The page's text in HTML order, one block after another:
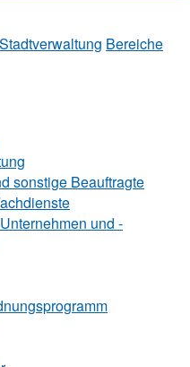
Bereiche
­sonstige Beauftragte
und